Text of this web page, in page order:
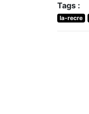
Tags :
la-recre